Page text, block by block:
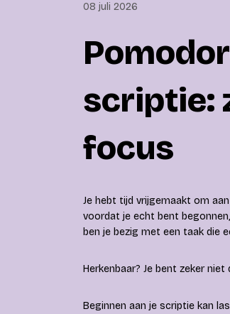
08 juli 2026
scriptie:
focus
Je hebt tijd vrijgemaakt om
voordat je echt bent
ben je bezig met een taak die
Herkenbaar? Je bent zeker niet
Beginnen aan je scriptie kan